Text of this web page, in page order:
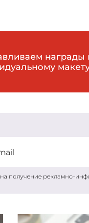
награды
на получение рекламно-